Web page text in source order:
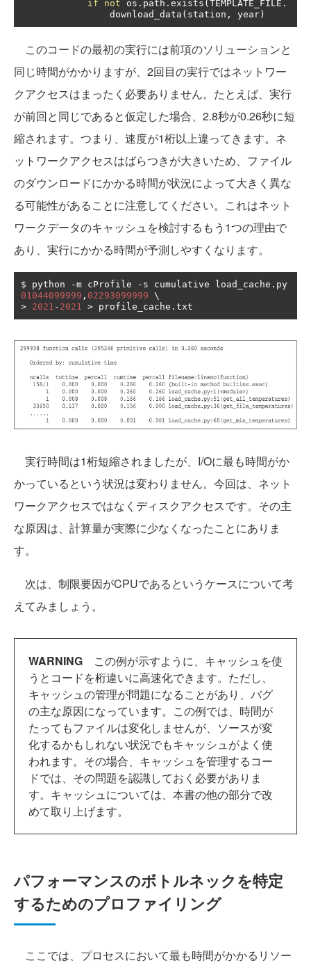
if
not os . path . exists (TEMPLATE_FILE .
                download_data
( station , year)
このコードの最初の実行には前項のソリューションと
同じ時間がかかりますが、2回目の実行ではネットワー
クアクセスはまったく必要ありません。たとえば、実行
が前回と同じであると仮定した場合、2.8秒が0.26秒に短
縮されます。つまり、速度が1桁以上違ってきます。ネ
ットワークアクセスはばらつきが大きいため、ファイル
のダウンロードにかかる時間が状況によって大きく異な
る可能性があることに注意してください。これはネット
ワークデータのキャッシュを検討するもう1つの理由で
あり、実行にかかる時間が予測しやすくなります。
$ python -m cProfile - s cumulative load_cache .
01044099999 , 02293099999
> 2021 - 2021 > profile_cache . txt
実行時間は1桁短縮されましたが、I/Oに最も時間がか
かっているという状況は変わりません。今回は、ネット
ワークアクセスではなくディスクアクセスです。その主
な原因は、計算量が実際に少なくなったことにありま
す。
次は、制限要因がCPUであるというケースについて考
えてみましょう。
WARNING この例が示すように、キャッシュを使
うとコードを桁違いに高速化できます。ただし、
キャッシュの管理が問題になることがあり、バグ
の主な原因になっています。この例では、時間が
たってもファイルは変化しませんが、ソースが変
化するかもしれない状況でもキャッシュがよく使
われます。その場合、キャッシュを管理するコー
ドでは、その問題を認識しておく必要がありま
す。キャッシュについては、本書の他の部分で改
めて取り上げます。
パフォーマンスのボトルネックを特定
するためのプロファイリング
ここでは、プロセスにおいて最も時間がかかるリソー